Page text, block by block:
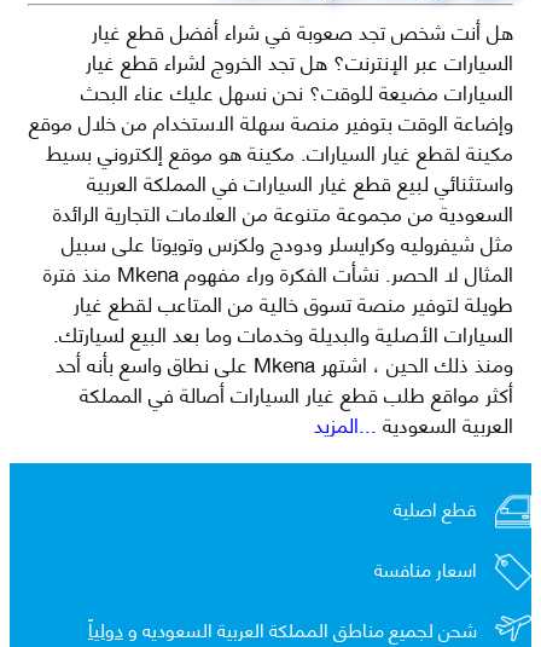
هل أنت شخص تجد صعوبة في شراء أفضل قطع غيار
السيارات عبر الإنترنت؟ هل تجد الخروج لشراء قطع غيار
السيارات مضيعة للوقت؟ نحن نسهل عليك عناء البحث
وإضاعة الوقت بتوفير منصة سهلة الاستخدام من خلال موقع
مكينة لقطع غيار السيارات. مكينة هو موقع إلكتروني بسيط
واستثنائي لبيع قطع غيار السيارات في المملكة العربية
السعودية من مجموعة متنوعة من العلامات التجارية الرائدة
مثل شيفروليه وكرايسلر ودودج ولكزس وتويوتا على سبيل
المثال لا الحصر. نشأت الفكرة وراء مفهوم Mkena منذ فترة
طويلة لتوفير منصة تسوق خالية من المتاعب لقطع غيار
السيارات الأصلية والبديلة وخدمات وما بعد البيع لسيارتك.
ومنذ ذلك الحين ، اشتهر Mkena على نطاق واسع بأنه أحد
أكثر مواقع طلب قطع غيار السيارات أصالة في المملكة
العربية السعودية...المزيد
قطع اصلية
اسعار منافسة
شحن لجميع مناطق المملكة العربية السعوديه ودولياً